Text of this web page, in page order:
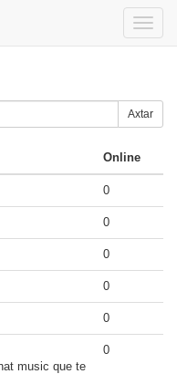
Toggle
Axtar
Online
0
0
0
0
0
music que te
0